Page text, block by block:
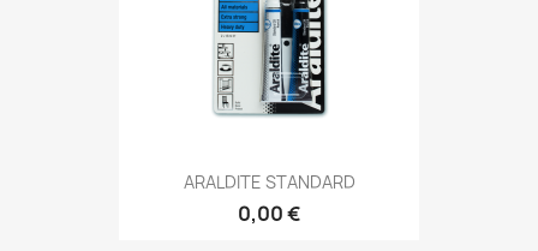
ARALDITE STANDARD
0,00 €